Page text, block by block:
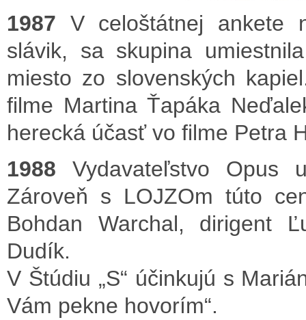
1987 V celoštátnej ankete
slávik, sa skupina
miesto zo slovenských
filme Martina Ťapáka
herecká účasť vo filme Petra
1988 Vydavateľstvo Opus
Zároveň s LOJZOm túto
Bohdan Warchal, dirigent
Dudík.
V Štúdiu „S“ účinkujú s
Vám pekne hovorím“.